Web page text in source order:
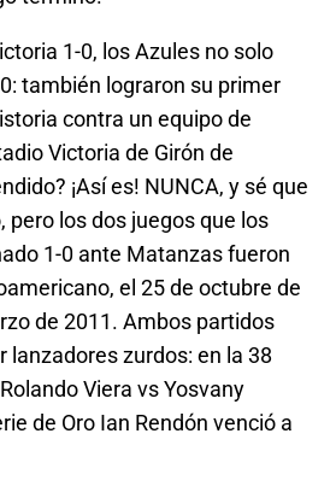
1-0, los Azules no solo
también lograron su primer
contra un equipo de
Victoria de Girón de
¡Así es! NUNCA, y sé que
pero los dos juegos que los
1-0 ante Matanzas fueron
el 25 de octubre de
de 2011. Ambos partidos
lanzadores zurdos: en la 38
Viera vs Yosvany
de Oro Ian Rendón venció a